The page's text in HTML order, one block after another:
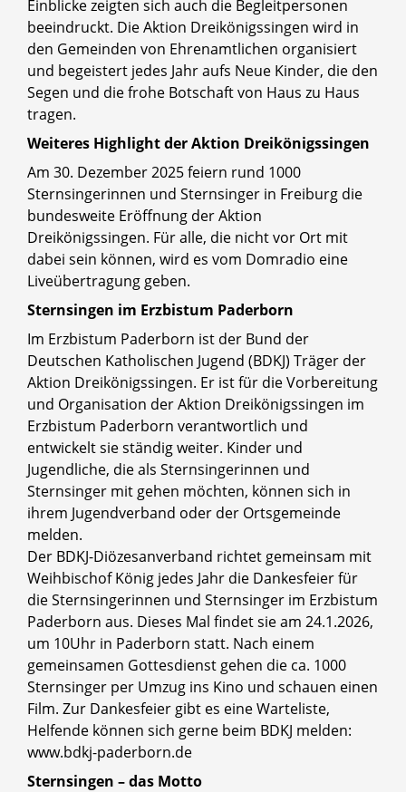
Einblicke zeigten sich auch die Begleitpersonen
beeindruckt. Die Aktion Dreikönigssingen wird in
den Gemeinden von Ehrenamtlichen organisiert
und begeistert jedes Jahr aufs Neue Kinder, die den
Segen und die frohe Botschaft von Haus zu Haus
tragen.
Weiteres Highlight der Aktion Dreikönigssingen
Am 30. Dezember 2025 feiern rund 1000
Sternsingerinnen und Sternsinger in Freiburg die
bundesweite Eröffnung der Aktion
Dreikönigssingen. Für alle, die nicht vor Ort mit
dabei sein können, wird es vom Domradio eine
Liveübertragung geben.
Sternsingen im Erzbistum Paderborn
Im Erzbistum Paderborn ist der Bund der
Deutschen Katholischen Jugend (BDKJ) Träger der
Aktion Dreikönigssingen. Er ist für die Vorbereitung
und Organisation der Aktion Dreikönigssingen im
Erzbistum Paderborn verantwortlich und
entwickelt sie ständig weiter. Kinder und
Jugendliche, die als Sternsingerinnen und
Sternsinger mit gehen möchten, können sich in
ihrem Jugendverband oder der Ortsgemeinde
melden.
Der BDKJ-Diözesanverband richtet gemeinsam mit
Weihbischof König jedes Jahr die Dankesfeier für
die Sternsingerinnen und Sternsinger im Erzbistum
Paderborn aus. Dieses Mal findet sie am 24.1.2026,
um 10Uhr in Paderborn statt. Nach einem
gemeinsamen Gottesdienst gehen die ca. 1000
Sternsinger per Umzug ins Kino und schauen einen
Film. Zur Dankesfeier gibt es eine Warteliste,
Helfende können sich gerne beim BDKJ melden:
www.bdkj-paderborn.de
Sternsingen – das Motto